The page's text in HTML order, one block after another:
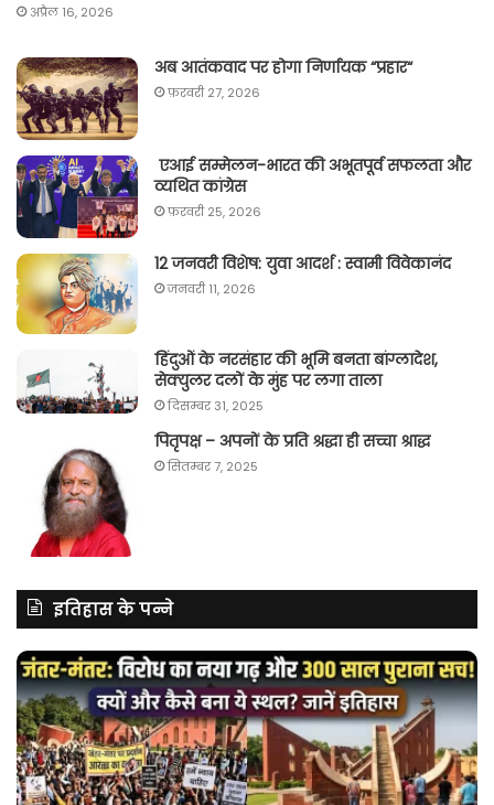
अप्रैल 16, 2026
अब आतंकवाद पर होगा निर्णायक “प्रहार“
फ़रवरी 27, 2026
एआई सम्मेलन-भारत की अभूतपूर्व सफलता और
व्यथित कांग्रेस
फ़रवरी 25, 2026
12 जनवरी विशेष: युवा आदर्श : स्वामी विवेकानंद
जनवरी 11, 2026
हिंदुओं के नरसंहार की भूमि बनता बांग्लादेश,
सेक्युलर दलों के मुंह पर लगा ताला
दिसम्बर 31, 2025
पितृपक्ष – अपनों के प्रति श्रद्धा ही सच्चा श्राद्ध
सितम्बर 7, 2025
इतिहास के पन्ने